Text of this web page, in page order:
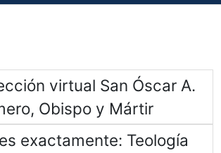
virtual San Óscar A.
Obispo y Mártir
exactamente Teología